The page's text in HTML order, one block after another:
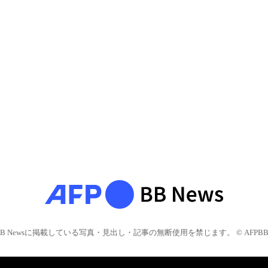
Newsに掲載している写真・見出し・記事の無断使用を禁じます。 © AFPBB